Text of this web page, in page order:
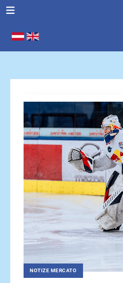
Seleziona la tua lingua
NOTIZE MERCATO